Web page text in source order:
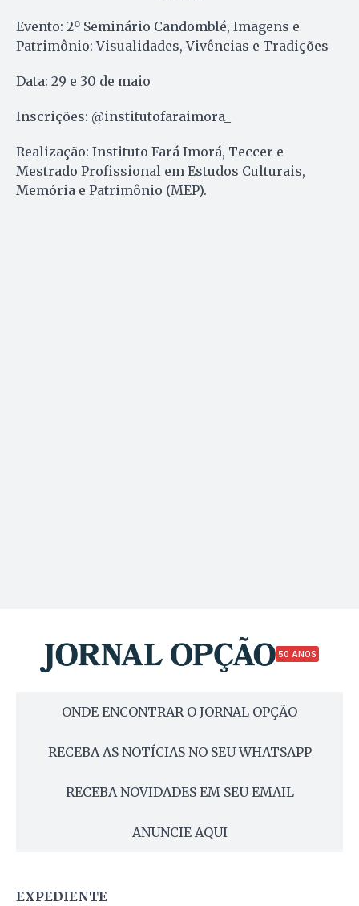
Evento: 2º Seminário Candomblé, Imagens e
Patrimônio: Visualidades, Vivências e Tradições
Data: 29 e 30 de maio
Inscrições: @institutofaraimora_
Realização: Instituto Fará Imorá, Teccer e
Mestrado Profissional em Estudos Culturais,
Memória e Patrimônio (MEP).
50 ANOS
ONDE ENCONTRAR O JORNAL OPÇÃO
RECEBA AS NOTÍCIAS NO SEU WHATSAPP
RECEBA NOVIDADES EM SEU EMAIL
ANUNCIE AQUI
EXPEDIENTE